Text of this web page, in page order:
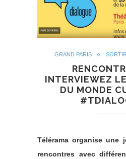
GRAND PARIS
INTERVIEWEZ
DU MONDE
Télérama organise une
rencontres avec